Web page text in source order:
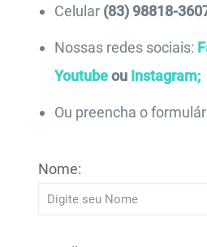
Celular (83) 98818-
Nossas redes sociais:
Youtubeou Instagram;
Ou preencha o
Nome: